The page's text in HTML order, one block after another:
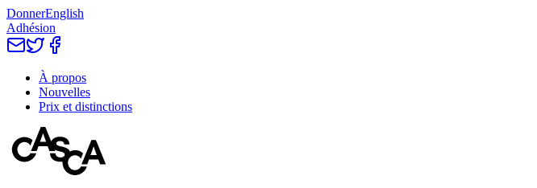
DonnerEnglish
Adhésion
À propos
Nouvelles
Prix et distinctions